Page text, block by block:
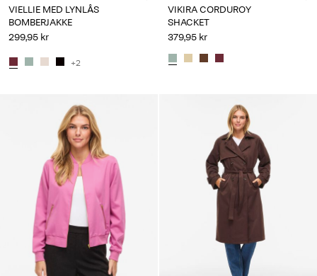
VIELLIE MED LYNLÅS
BOMBERJAKKE
299,95 kr
+2
VIKIRA CORDUROY
SHACKET
379,95 kr